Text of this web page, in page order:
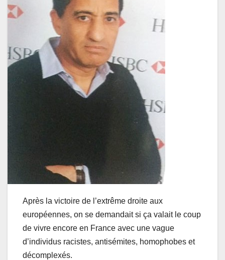
Après la victoire de l’extrême droite aux
européennes, on se demandait si ça valait le coup
de vivre encore en France avec une vague
d’individus racistes, antisémites, homophobes et
décomplexés.